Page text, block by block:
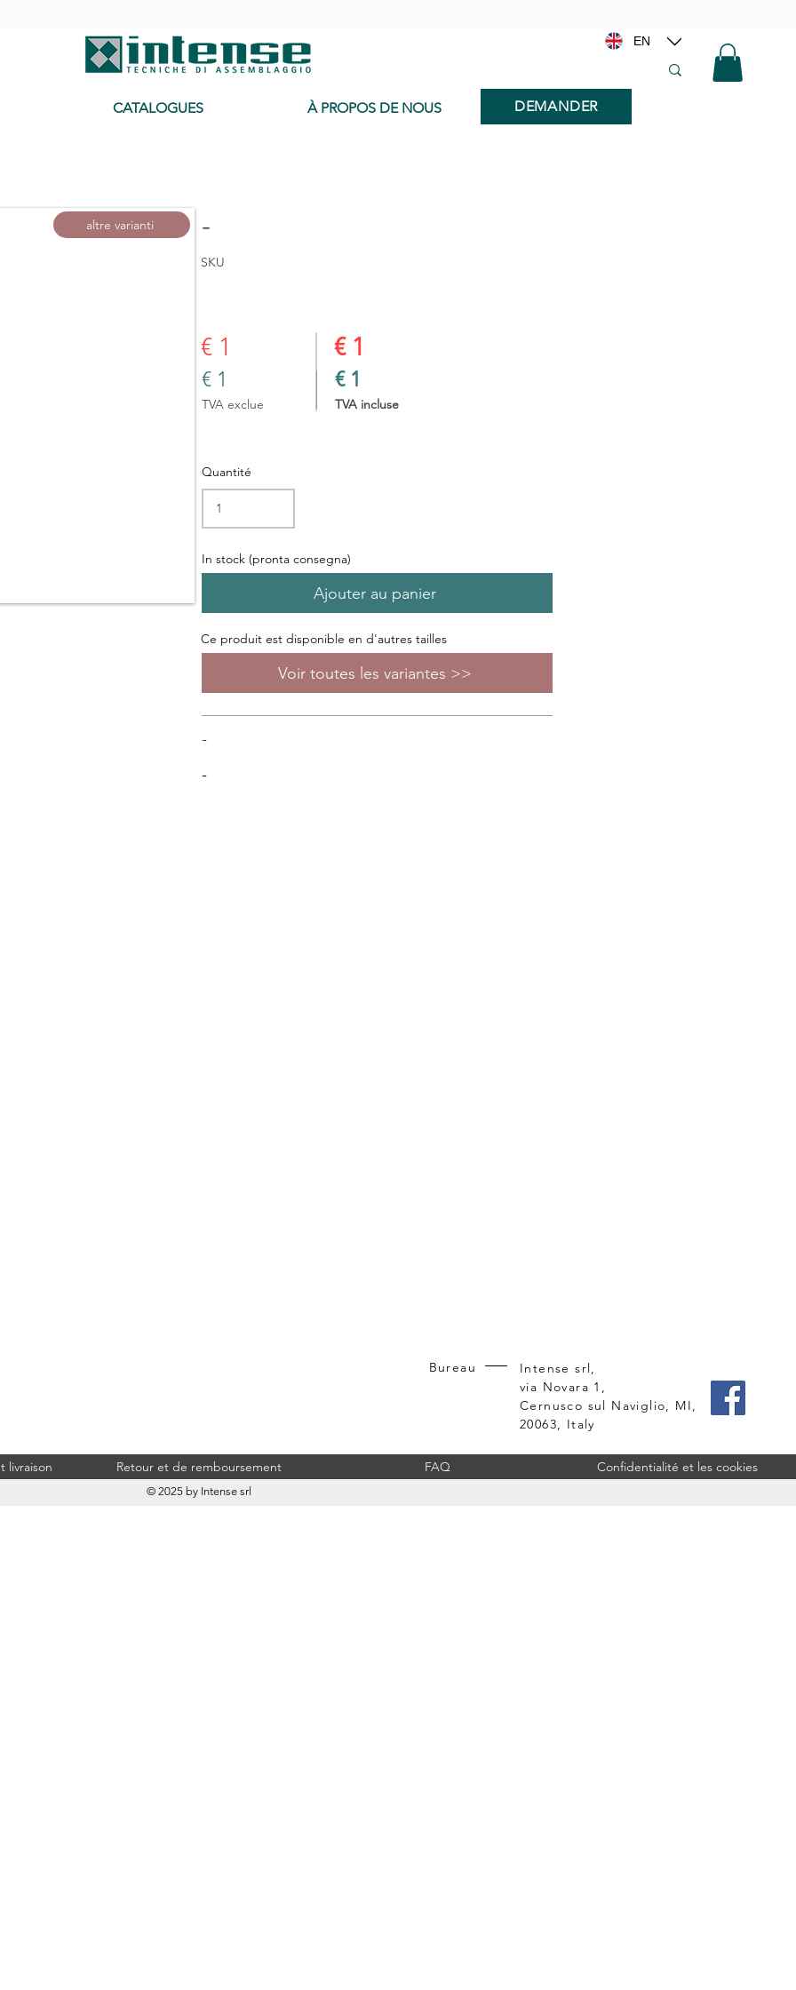
EN
CATALOGUES À PROPOS DE NOUS DEMANDER
altre varianti -
SKU
€ 1 € 1
€ 1 € 1
TVA exclue TVA incluse
Quantité
In stock (pronta consegna)
Ajouter au panier
Ce produit est disponible en d'autres tailles
Voir toutes les variantes >>
-
-
Bureau
Intense srl,
via Novara 1,
Cernusco sul Naviglio, MI,
20063, Italy
livraison Retour et de remboursement FAQ Confidentialité et les cookies
© 2025 by Intense srl